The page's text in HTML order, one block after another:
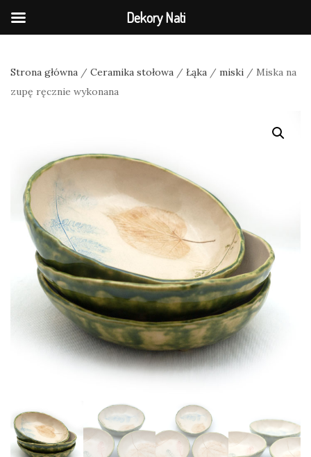
Strona główna / Ceramika stołowa / Łąka / miski / Miska na
zupę ręcznie wykonana
Dekory Nati